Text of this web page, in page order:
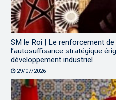
SM le Roi | Le renforcement
l’autosuffisance stratégique
développement industriel
29/07/2026